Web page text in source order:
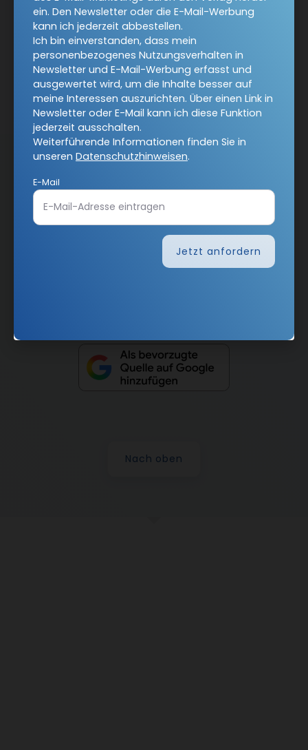
Jetzt anmelden
Barrierefreiheit
Impressum
Vertrag widerrufen
Nach oben
ein. Den Newsletter oder die E-Mail-Werbung
kann ich jederzeit abbestellen.
Ich bin einverstanden, dass mein
personenbezogenes Nutzungsverhalten in
Newsletter und E-Mail-Werbung erfasst und
ausgewertet wird, um die Inhalte besser auf
meine Interessen auszurichten. Über einen Link in
Newsletter oder E-Mail kann ich diese Funktion
jederzeit ausschalten.
Weiterführende Informationen finden Sie in
unseren Datenschutzhinweisen.
E-Mail
Jetzt anfordern